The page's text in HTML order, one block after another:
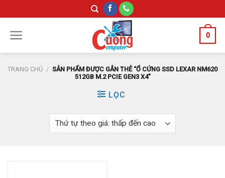
to
content
0
TRANG CHỦ / SẢN PHẨM ĐƯỢC GẮN THẺ “Ổ CỨNG SSD LEXAR NM620
512GB M.2 PCIE GEN3 X4”
LỌC